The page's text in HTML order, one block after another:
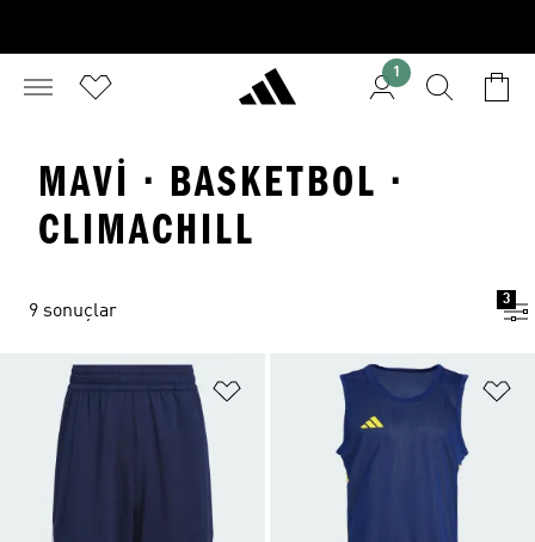
1
MAVI · BASKETBOL ·
CLIMACHILL
9 sonuçlar
3
Favori Listesine Ekle